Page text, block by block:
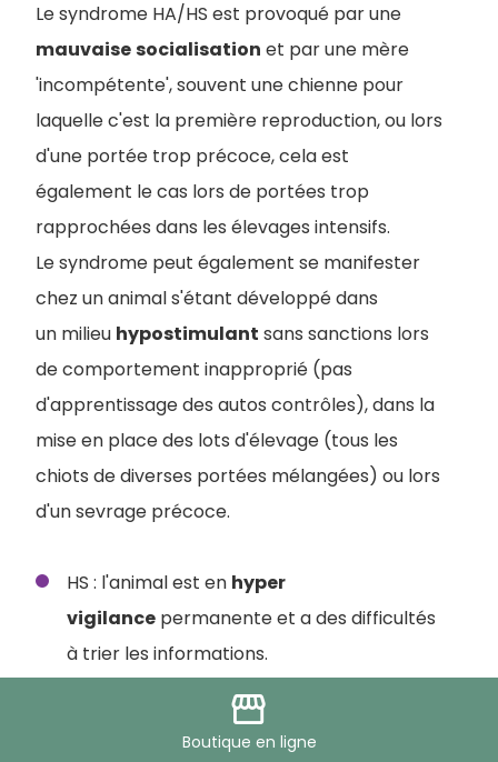
Le syndrome HA/HS est provoqué par une
mauvaisesocialisation et par une mère
'incompétente', souvent une chienne pour
laquelle c'est la première reproduction, ou lors
d'une portée trop précoce, cela est
également le cas lors de portées trop
rapprochées dans les élevages intensifs.
Le syndrome peut également se manifester
chez un animal s'étant développé dans
un milieu hypostimulant sans sanctions lors
de comportement inapproprié (pas
d'apprentissage des autos contrôles), dans la
mise en place des lots d'élevage (tous les
chiots de diverses portées mélangées) ou lors
d'un sevrage précoce.
HS : l'animal est en hyper
vigilance permanente et a des difficultés
à trier les informations.
hyperactif
activité motrice permanente et
storefront
Boutique en ligne